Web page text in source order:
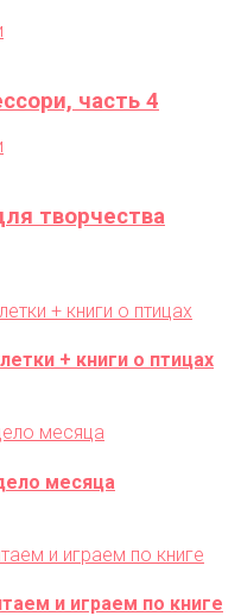
часть 4
творчества
+ книги о птицах
месяца
и играем по книге